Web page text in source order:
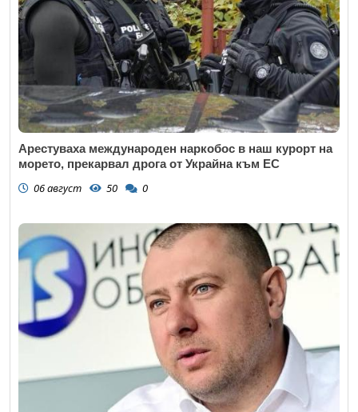
Арестуваха международен наркобос в наш курорт на
морето, прекарвал дрога от Украйна към ЕС
06 август 50 0